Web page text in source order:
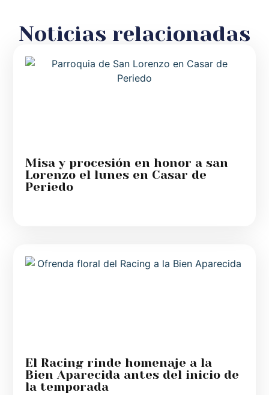
Noticias relacionadas
Misa y procesión en honor a san
Lorenzo el lunes en Casar de
Periedo
El Racing rinde homenaje a la
Bien Aparecida antes del inicio de
la temporada